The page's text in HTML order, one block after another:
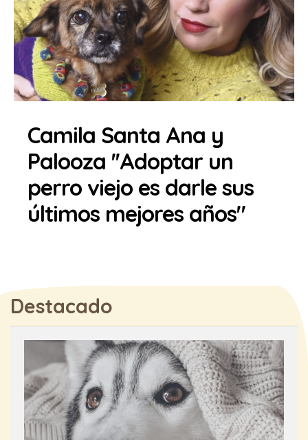
Camila Santa Ana y
Palooza ''Adoptar un
perro viejo es darle sus
últimos mejores años"
Destacado